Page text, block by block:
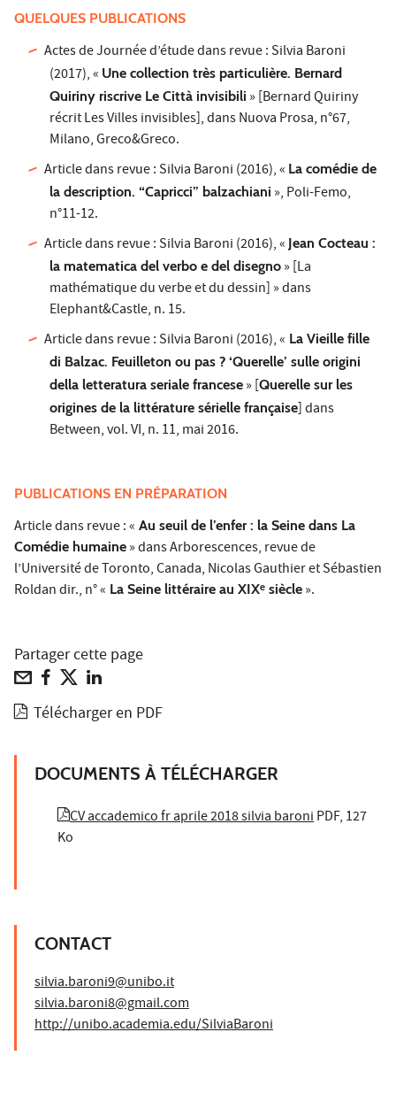
QUELQUES PUBLICATIONS
Actes de Journée d’étude dans revue : Silvia Baroni
(2017), « Une collection très particulière. Bernard
Quiriny riscrive Le Città invisibili » [Bernard Quiriny
récrit Les Villes invisibles], dans Nuova Prosa, n°67,
Milano, Greco&Greco.
Article dans revue : Silvia Baroni (2016), « La comédie de
la description. “Capricci” balzachiani », Poli-Femo,
n°11-12.
Article dans revue : Silvia Baroni (2016), «Jean Cocteau :
la matematica del verbo e del disegno » [La
mathématique du verbe et du dessin] » dans
Elephant&Castle, n. 15.
Article dans revue : Silvia Baroni (2016), « La Vieille fille
di Balzac. Feuilleton ou pas ? ‘Querelle’ sulle origini
della letteratura seriale francese » [Querelle sur les
origines de la littérature sérielle française] dans
Between, vol. VI, n. 11, mai 2016.
PUBLICATIONS EN PRÉPARATION
Article dans revue : « Au seuil de l’enfer : la Seine dans La
Comédie humaine » dans Arborescences, revue de
l’Université de Toronto, Canada, Nicolas Gauthier et Sébastien
Roldan dir., n° « La Seine littéraire au XIXᵉ siècle ».
Partager cette page
Télécharger en PDF
DOCUMENTS À TÉLÉCHARGER
CV accademico fr aprile 2018 silvia baroniPDF, 127
Ko
CONTACT
silvia.baroni9@unibo.it
silvia.baroni8@gmail.com
http://unibo.academia.edu/SilviaBaroni